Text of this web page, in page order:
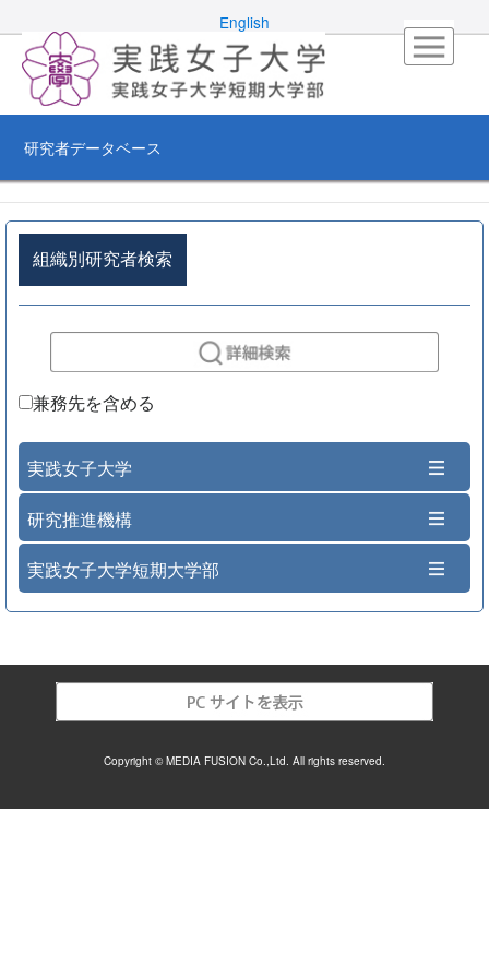
English
研究者データベース
組織別研究者検索
兼務先を含める
実践女子大学
研究推進機構
実践女子大学短期大学部
Copyright © MEDIA FUSION Co.,Ltd. All rights reserved.